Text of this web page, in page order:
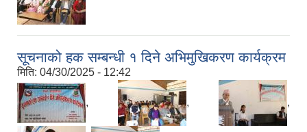
सूचनाको हक सम्बन्धी १ दिने अभिमुखिकरण कार्यक्रम
मिति: 04/30/2025 - 12:42
, , ,